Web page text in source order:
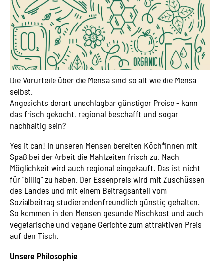
Die Vorurteile über die Mensa sind so alt wie die Mensa
selbst.
Angesichts derart unschlagbar günstiger Preise - kann
das frisch gekocht, regional beschafft und sogar
nachhaltig sein?
Yes it can! In unseren Mensen bereiten Köch*innen mit
Spaß bei der Arbeit die Mahlzeiten frisch zu. Nach
Möglichkeit wird auch regional eingekauft. Das ist nicht
für "billig" zu haben. Der Essenpreis wird mit Zuschüssen
des Landes und mit einem Beitragsanteil vom
Sozialbeitrag studierendenfreundlich günstig gehalten.
So kommen in den Mensen gesunde Mischkost und auch
vegetarische und vegane Gerichte zum attraktiven Preis
auf den Tisch.
Unsere Philosophie